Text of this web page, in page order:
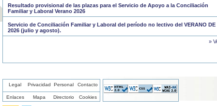
Resultado provisional de las plazas para el Servicio de Apoyo a la Conciliación
Familiar y Laboral Verano 2026
Servicio de Conciliación Familiar y Laboral del período no lectivo del VERANO DE
2026 (julio y agosto).
»
Legal Privacidad Personal Contacto
Enlaces Mapa Directorio Cookies